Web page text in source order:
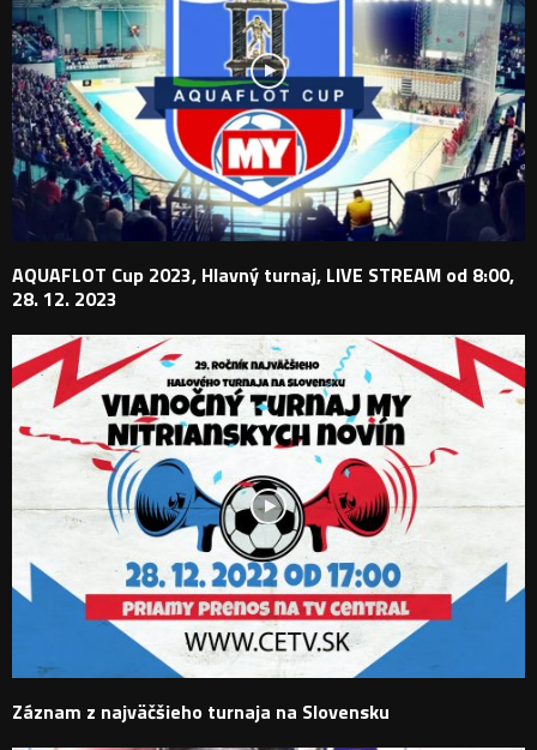
AQUAFLOT Cup 2023, Hlavný turnaj, LIVE STREAM od 8:00,
28. 12. 2023
Záznam z najväčšieho turnaja na Slovensku